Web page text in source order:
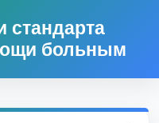
стандарта
больным